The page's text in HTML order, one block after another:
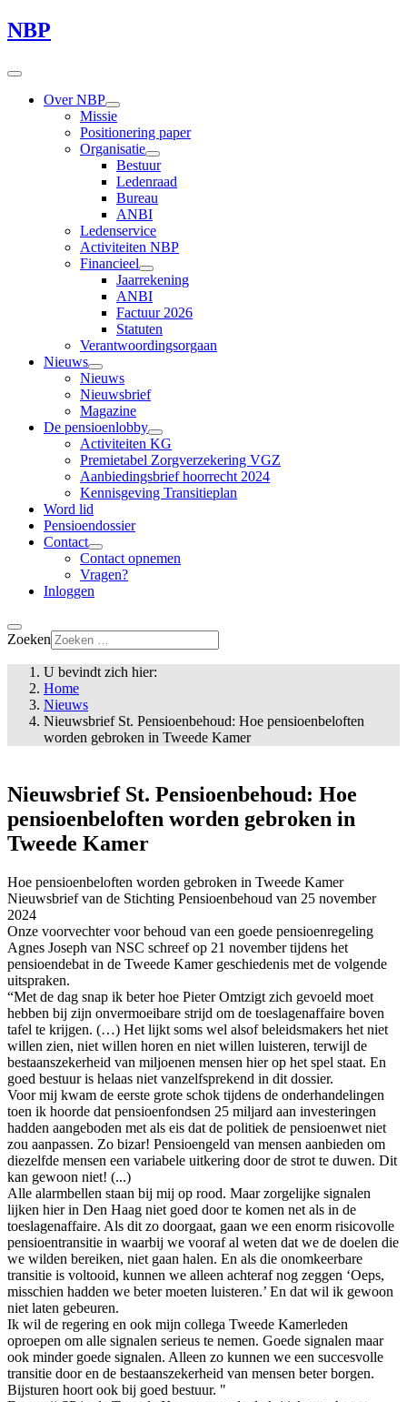
NBP
Over NBP
Missie
Positionering paper
Organisatie
Bestuur
Ledenraad
Bureau
ANBI
Ledenservice
Activiteiten NBP
Financieel
Jaarrekening
ANBI
Factuur 2026
Statuten
Verantwoordingsorgaan
Nieuws
Nieuws
Nieuwsbrief
Magazine
De pensioenlobby
Activiteiten KG
Premietabel Zorgverzekering VGZ
Aanbiedingsbrief hoorrecht 2024
Kennisgeving Transitieplan
Word lid
Pensioendossier
Contact
Contact opnemen
Vragen?
Inloggen
Zoeken
U bevindt zich hier:
Home
Nieuws
Nieuwsbrief St. Pensioenbehoud: Hoe pensioenbeloften
worden gebroken in Tweede Kamer
Nieuwsbrief St. Pensioenbehoud: Hoe
pensioenbeloften worden gebroken in
Tweede Kamer
Hoe pensioenbeloften worden gebroken in Tweede Kamer
Nieuwsbrief van de Stichting Pensioenbehoud van 25 november
2024
Onze voorvechter voor behoud van een goede pensioenregeling
Agnes Joseph van NSC schreef op 21 november tijdens het
pensioendebat in de Tweede Kamer geschiedenis met de volgende
uitspraken.
“Met de dag snap ik beter hoe Pieter Omtzigt zich gevoeld moet
hebben bij zijn onvermoeibare strijd om de toeslagenaffaire boven
tafel te krijgen. (…) Het lijkt soms wel alsof beleidsmakers het niet
willen zien, niet willen horen en niet willen luisteren, terwijl de
bestaanszekerheid van miljoenen mensen hier op het spel staat. En
goed bestuur is helaas niet vanzelfsprekend in dit dossier.
Voor mij kwam de eerste grote schok tijdens de onderhandelingen
toen ik hoorde dat pensioenfondsen 25 miljard aan investeringen
hadden aangeboden met als eis dat de politiek de pensioenwet niet
zou aanpassen. Zo bizar! Pensioengeld van mensen aanbieden om
diezelfde mensen een variabele uitkering door de strot te duwen. Dit
kan gewoon niet! (...)
Alle alarmbellen staan bij mij op rood. Maar zorgelijke signalen
lijken hier in Den Haag niet goed door te komen net als in de
toeslagenaffaire. Als dit zo doorgaat, gaan we een enorm risicovolle
pensioentransitie in waarbij we vooraf al weten dat we de doelen die
we wilden bereiken, niet gaan halen. En als die onomkeerbare
transitie is voltooid, kunnen we alleen achteraf nog zeggen ‘Oeps,
misschien hadden we beter moeten luisteren.’ En dat wil ik gewoon
niet laten gebeuren.
Ik wil de regering en ook mijn collega Tweede Kamerleden
oproepen om alle signalen serieus te nemen. Goede signalen maar
ook minder goede signalen. Alleen zo kunnen we een succesvolle
transitie door en de bestaanszekerheid van mensen beter borgen.
Bijsturen hoort ook bij goed bestuur. "